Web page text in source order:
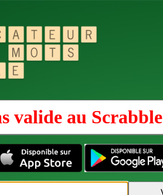
valide au Scrabble